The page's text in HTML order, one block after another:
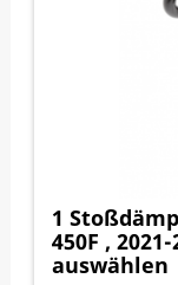
1
450F ,
auswählen